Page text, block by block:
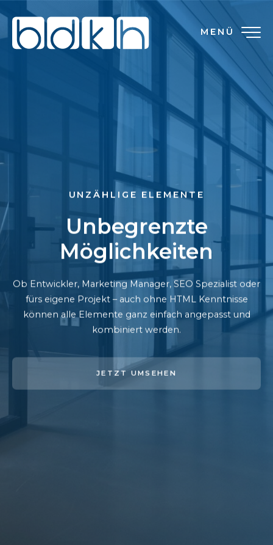
MENÜ
UNZÄHLIGE ELEMENTE
Unbegrenzte
Möglichkeiten
Ob Entwickler, Marketing Manager, SEO Spezialist oder
fürs eigene Projekt – auch ohne HTML Kenntnisse
können alle Elemente ganz einfach angepasst und
kombiniert werden.
JETZT UMSEHEN